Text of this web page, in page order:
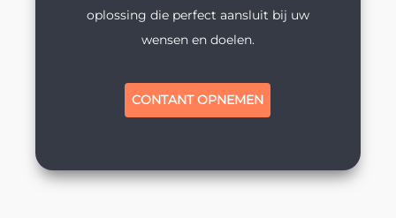
oplossing die perfect aansluit bij uw
wensen en doelen.
CONTANT OPNEMEN